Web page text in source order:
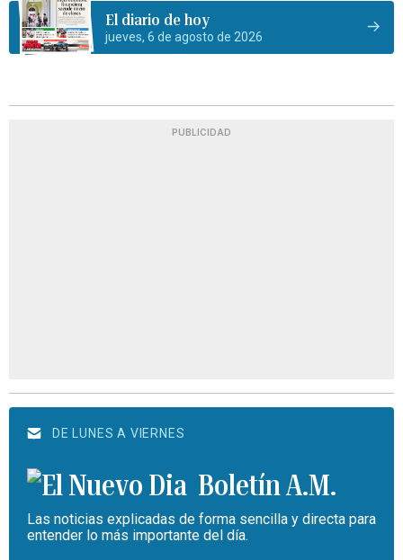
El diario de hoy
jueves, 6 de agosto de 2026
PUBLICIDAD
DE LUNES A VIERNES
Boletín A.M.
Las noticias explicadas de forma sencilla y directa para
entender lo más importante del día.